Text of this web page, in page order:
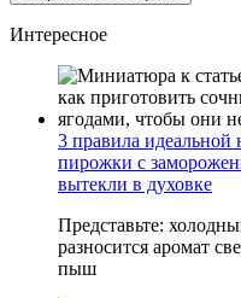
Интересное
3 правила идеальной
пирожки с
вытекли в духовке
Представьте:
разносится аромат
пыш